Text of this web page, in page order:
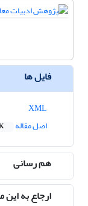
فایل ها
اصل مقاله
هم رسانی
ارجاع به این